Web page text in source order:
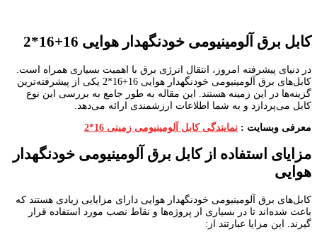
کابل برق آلومینیومی خودنگهدار هوایی 16+16*2
در دنیای پیشرفته امروز، انتقال انرژی برق با اهمیت بسیاری همراه است.
کابل‌های برق آلومینیومی خودنگهدار هوایی 16+16*2 یکی از پیشرفته‌ترین
گزینه‌ها در این زمینه هستند. این مقاله به طور جامع به بررسی این نوع
کابل می‌پردازد و به شما اطلاعات ارزشمندی ارائه می‌دهد.
معرفی وبسایت : نمایندگی کابل آلومینیومی زمینی 16*2
مزایای استفاده از کابل برق آلومینیومی خودنگهدار
هوایی
کابل‌های برق آلومینیومی خودنگهدار هوایی دارای مزایایی زیادی هستند که
باعث شده‌اند تا در بسیاری از پروژه‌ها و نقاط نصب مورد استفاده قرار
گیرند. این مزایا عبارتند از: